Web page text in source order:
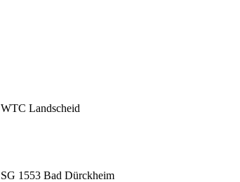
WTC Landscheid
SG 1553 Bad Dürckheim